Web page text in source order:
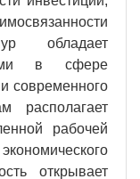
обладает
в сфере
современного
располагает
рабочей
открывает